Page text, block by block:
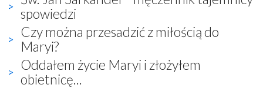
spowiedzi
Czy można przesadzić z miłością do
Maryi?
Oddałem życie Maryi i złożyłem
obietnicę...